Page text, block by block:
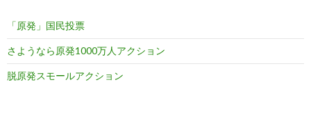
「原発」国民投票
さようなら原発1000万人アクション
脱原発スモールアクション